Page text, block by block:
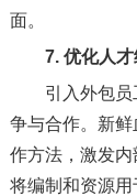
面。
7. 优化人
引入外包
争与合作。新
作方法，激发
将编制和资源